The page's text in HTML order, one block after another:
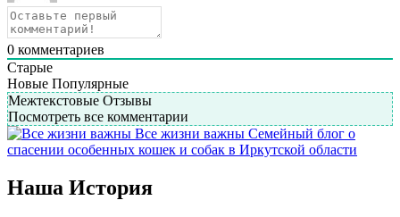
0 комментариев
Старые
Новые Популярные
Межтекстовые Отзывы
Посмотреть все комментарии
Все жизни важны Семейный блог о
спасении особенных кошек и собак в Иркутской области
Наша История